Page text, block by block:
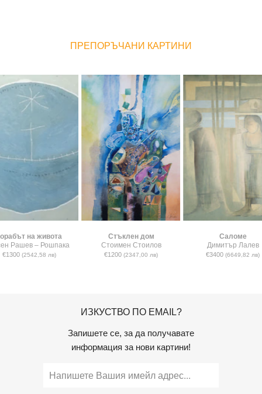
ПРЕПОРЪЧАНИ КАРТИНИ
на живота
Рашев – Рошпака
€1300 (2542,58 лв)
Стъклен дом
Стоимен Стоилов
€1200(2347,00 лв)
Саломе
Димитър Лалев
€3400(6649,82 лв)
ИЗКУСТВО ПО EMAIL?
Запишете се, за да получавате
информация за нови картини!